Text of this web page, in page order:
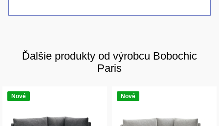
Ďalšie produkty od výrobcu Bobochic
Paris
Nové Nové